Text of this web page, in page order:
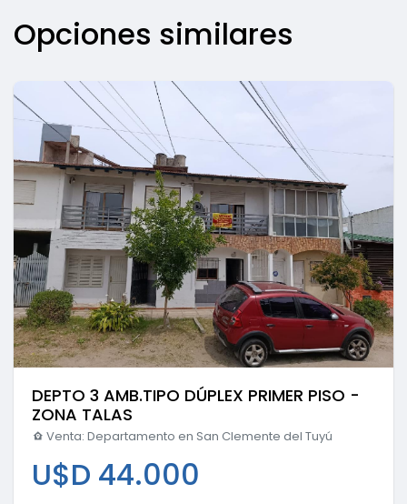
Opciones similares
DEPTO 3 AMB.TIPO DÚPLEX PRIMER PISO -
ZONA TALAS
Venta: Departamento en San Clemente del Tuyú
U$D 44.000